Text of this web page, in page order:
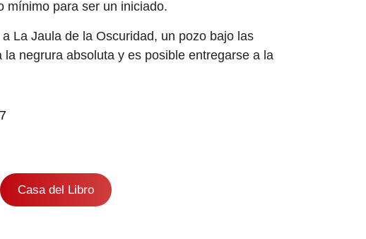
mínimo para ser un iniciado.
La Jaula de la Oscuridad, un pozo bajo las
la negrura absoluta y es posible entregarse a la
Casa del Libro